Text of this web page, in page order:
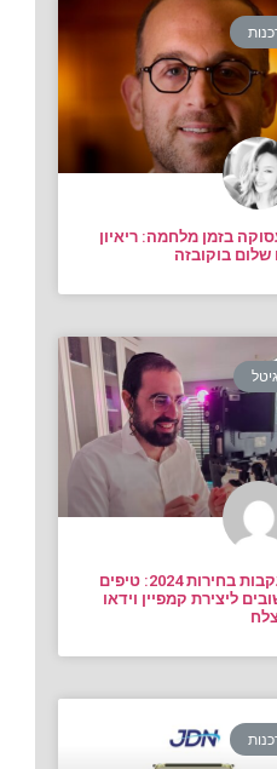
בזמן מלחמה: ריאיון
שלום בוקובזה
בעקבות בחירות 2024: טיפים
ליצירת קמפיין וידאו